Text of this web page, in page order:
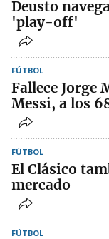
Deusto
'play-off'
FÚTBOL
Fallece Jorge
Messi, a los
FÚTBOL
El Clásico
mercado
FÚTBOL